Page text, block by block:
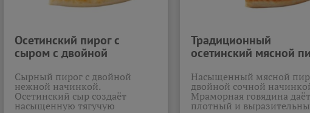
Осетинский пирог с
сыром с двойной
Сырный пирог с двойной
нежной начинкой.
Осетинский сыр создаёт
насыщенную тягучую
Традиционный
осетинский мясной
(1.3кг)
Насыщенный мясной
двойной сочной
Мраморная говядина даёт
плотный и